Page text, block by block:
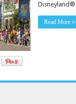
Disneyland®
Read More »